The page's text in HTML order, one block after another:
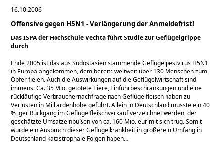
16.10.2006
Offensive gegen H5N1 - Verlängerung der Anmeldefrist!
Das ISPA der Hochschule Vechta führt Studie zur Geflügelgrippe
durch
Ende 2005 ist das aus Südostasien stammende Geflügelpestvirus H5N1
in Europa angekommen, dem bereits weltweit über 130 Menschen zum
Opfer fielen. Auch die Auswirkungen auf die Geflügelwirtschaft sind
immens: Ca. 35 Mio. getötete Tiere, Einfuhrbeschränkungen und eine
rückläufige Verbrauchernachfrage nach Geflügelfleisch haben zu
Verlusten in Milliardenhöhe geführt. Allein in Deutschland musste ein 40
% iger Rückgang im Geflügelfleischverkauf verzeichnet werden, der
geschätzte Umsatzeinbußen von ca. 160 Mio. eur mit sich trug. Somit
würde ein Ausbruch dieser Geflügelkrankheit in größerem Umfang in
Deutschland katastrophale Folgen haben…